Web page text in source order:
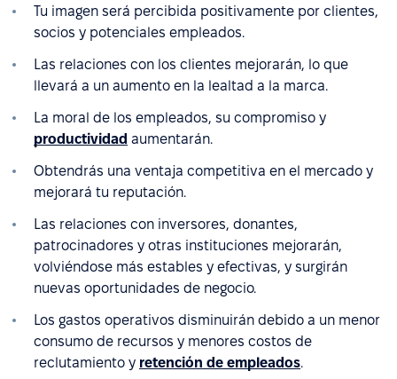
Tu imagen será percibida positivamente por clientes,
socios y potenciales empleados.
Las relaciones con los clientes mejorarán, lo que
llevará a un aumento en la lealtad a la marca.
La moral de los empleados, su compromiso y
productividad aumentarán.
Obtendrás una ventaja competitiva en el mercado y
mejorará tu reputación.
Las relaciones con inversores, donantes,
patrocinadores y otras instituciones mejorarán,
volviéndose más estables y efectivas, y surgirán
nuevas oportunidades de negocio.
Los gastos operativos disminuirán debido a un menor
consumo de recursos y menores costos de
reclutamiento y retención de empleados.